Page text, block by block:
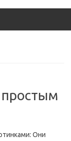
Они